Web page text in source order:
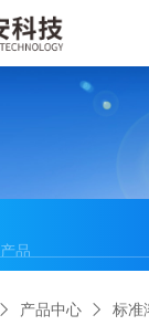
产品中心 标准